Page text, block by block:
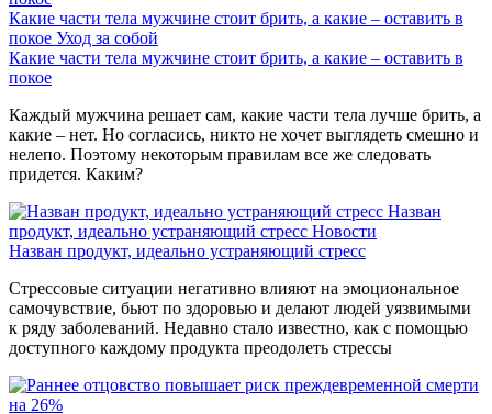
Какие части тела мужчине стоит брить, а какие – оставить в
покое Уход за собой
Какие части тела мужчине стоит брить, а какие – оставить в
покое
Каждый мужчина решает сам, какие части тела лучше брить, а
какие – нет. Но согласись, никто не хочет выглядеть смешно и
нелепо. Поэтому некоторым правилам все же следовать
придется. Каким?
Назван
продукт, идеально устраняющий стресс Новости
Назван продукт, идеально устраняющий стресс
Стрессовые ситуации негативно влияют на эмоциональное
самочувствие, бьют по здоровью и делают людей уязвимыми
к ряду заболеваний. Недавно стало известно, как с помощью
доступного каждому продукта преодолеть стрессы